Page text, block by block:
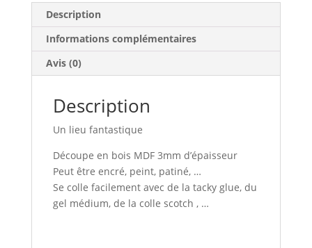
Description
Informations complémentaires
Avis (0)
Description
Un lieu fantastique
Découpe en bois MDF 3mm d’épaisseur
Peut être encré, peint, patiné, …
Se colle facilement avec de la tacky glue, du
gel médium, de la colle scotch , …